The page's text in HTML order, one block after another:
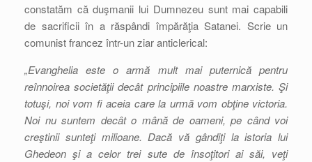
constatăm că duşmanii lui Dumnezeu sunt mai capabili
de sacrificii în a răspândi împărăţia Satanei. Scrie un
comunist francez într-un ziar anticlerical:
„Evanghelia este o armă mult mai puternică pentru
reînnoirea societăţii decât principiile noastre marxiste. Şi
totuşi, noi vom fi aceia care la urmă vom obţine victoria.
Noi nu suntem decât o mână de oameni, pe când voi
creştinii sunteţi milioane. Dacă vă gândiţi la istoria lui
Ghedeon şi a celor trei sute de însoţitori ai săi, veţi